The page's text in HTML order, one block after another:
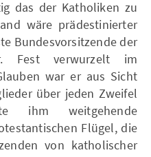
das der Katholiken zu
wäre prädestinierter
Bundesvorsitzende der
Fest verwurzelt im
war er aus Sicht
über jeden Zweifel
ihm weitgehende
Flügel, die
von katholischer